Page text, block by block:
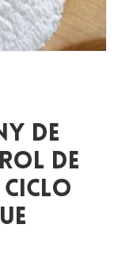
De
De
Ciclo